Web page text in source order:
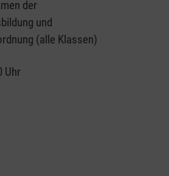
der
und
(alle Klassen)
Uhr